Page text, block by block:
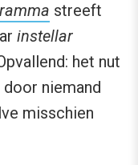
streeft
instellar
het nut
niemand
misschien